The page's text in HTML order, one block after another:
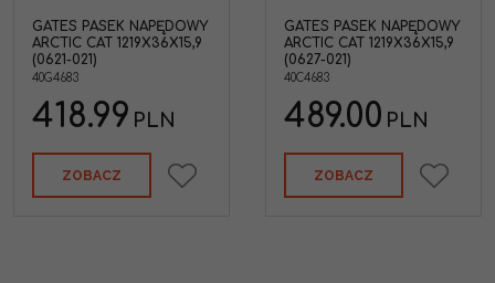
GATES PASEK NAPĘDOWY
ARCTIC CAT 1219X36X15,9
(0621-021)
40G4683
418.99 PLN
ZOBACZ
Gates Pasek napędowy
do skuterów śnieżnych
COUGAR/EXT/F
7/JAG/KING
CAT/PANTERA/POWDER
SPECIAL/SABERCAT/THU
NDERCAT/Z
GATES PASEK NAPĘDOWY
ARCTIC CAT 1219X36X15,9
(0627-021)
40C4683
489.00 PLN
ZOBACZ